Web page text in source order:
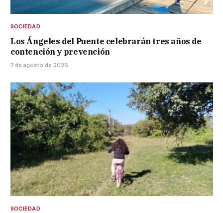
SOCIEDAD
Los Ángeles del Puente celebrarán tres años de
contención y prevención
7 de agosto de 2026
SOCIEDAD